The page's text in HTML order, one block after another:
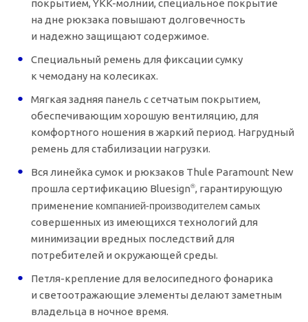
покрытием, YKK-молнии, специальное покрытие
на дне рюкзака повышают долговечность
и надежно защищают содержимое.
Специальный ремень для фиксации сумку
к чемодану на колесиках.
Мягкая задняя панель с сетчатым покрытием,
обеспечивающим хорошую вентиляцию, для
комфортного ношения в жаркий период. Нагрудный
ремень для стабилизации нагрузки.
Вся линейка сумок и рюкзаков Thule Paramount New
прошла сертификацию Bluesign®, гарантирующую
применение компанией-производителемсамых
совершенных из имеющихся технологий для
минимизации вредных последствий для
потребителей и окружающей среды.
Петля-крепление для велосипедного фонарика
и светоотражающие элементы делают заметным
владельца в ночное время.